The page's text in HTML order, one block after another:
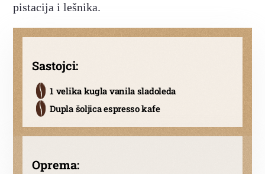
pistacija i lešnika.
Sastojci:
1 velika kugla vanila sladoleda
Dupla šoljica espresso kafe
Oprema: